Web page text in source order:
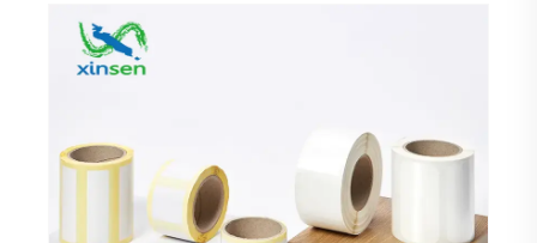
Cửa hàng bán lẻ Boutique Khuyến mại
Xem thêm >>